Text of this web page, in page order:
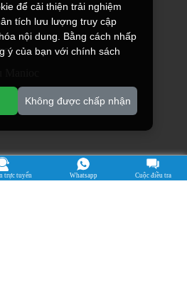
yuca
để cải thiện trải nghiệm
tích lưu lượng truy cập
nội dung. Bằng cách nhấp
ý của bạn với chính sách
Không được chấp nhận
trực tuyến Whatsapp Cuộc điều tra